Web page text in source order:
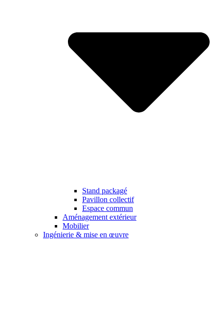
Stand packagé
Pavillon collectif
Espace commun
Aménagement extérieur
Mobilier
Ingénierie & mise en œuvre